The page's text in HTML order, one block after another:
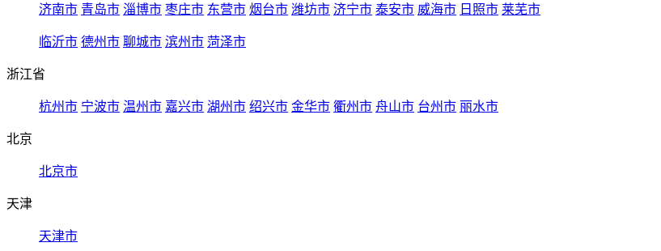
济南市 青岛市 淄博市 枣庄市 东营市 烟台市 潍坊市 济宁市 泰安市 威海市 日照市 莱芜市
临沂市 德州市 聊城市 滨州市 菏泽市
浙江省
杭州市 宁波市 温州市 嘉兴市 湖州市 绍兴市 金华市 衢州市 舟山市 台州市 丽水市
北京
北京市
天津
天津市